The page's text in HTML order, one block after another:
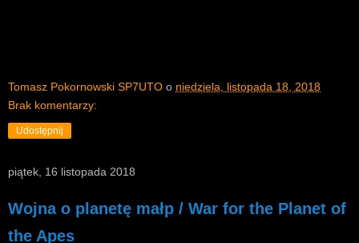
Tomasz Pokornowski SP7UTO o niedziela, listopada 18, 2018
Brak komentarzy:
Udostępnij
piątek, 16 listopada 2018
Wojna o planetę małp / War for the Planet of
the Apes